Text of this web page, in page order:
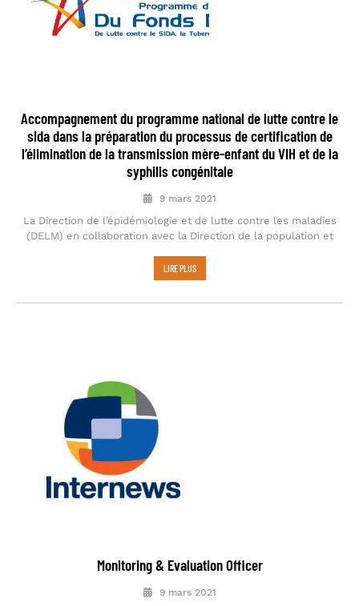
Accompagnement du programme national de lutte contre le
sida dans la préparation du processus de certification de
l’élimination de la transmission mère-enfant du VIH et de la
syphilis congénitale
9 mars 2021
La Direction de l’épidémiologie et de lutte contre les maladies
(DELM) en collaboration avec la Direction de la population et
LIRE PLUS
Monitoring & Evaluation Officer
9 mars 2021